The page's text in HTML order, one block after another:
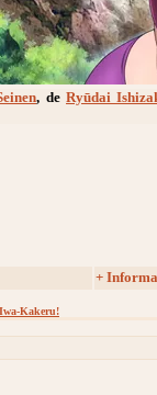
, de Ryūdai
+
Iwa-Kakeru!